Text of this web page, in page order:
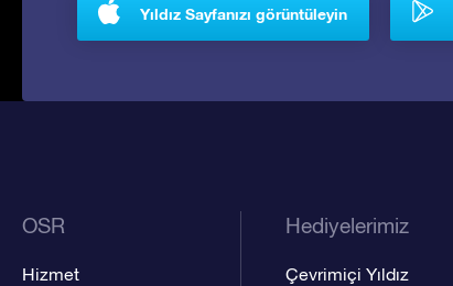
Yıldız Sayfanızı görüntüleyin
OSR
Hizmet
Hediyelerimiz
Çevrimiçi Yıldız